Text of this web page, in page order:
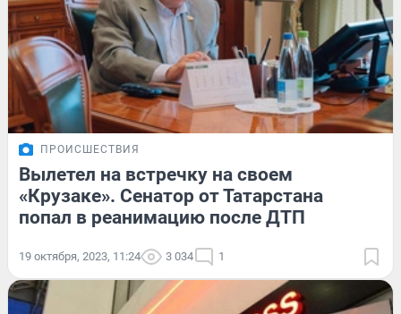
ПРОИСШЕСТВИЯ
Вылетел на встречку на своем
«Крузаке». Сенатор от Татарстана
попал в реанимацию после ДТП
19 октября, 2023, 11:24 3 034 1